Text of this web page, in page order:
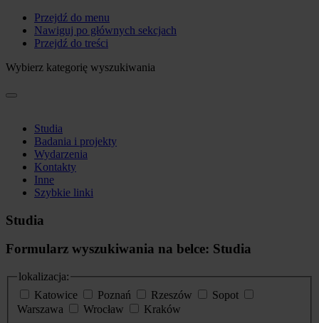
Przejdź do menu
Nawiguj po głównych sekcjach
Przejdź do treści
Wybierz kategorię wyszukiwania
Studia
Badania i projekty
Wydarzenia
Kontakty
Inne
Szybkie linki
Studia
Formularz wyszukiwania na belce: Studia
lokalizacja:
Katowice
Poznań Rzeszów
Sopot
Warszawa
Wrocław
Kraków